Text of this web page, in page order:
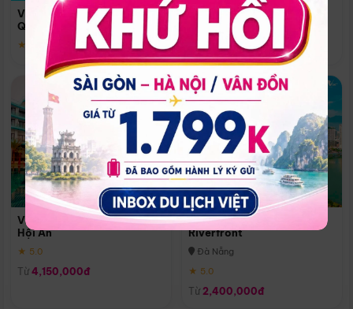
Vinpearl Resort & Spa Phu
Quoc
★ 5.0
Quoc
Phú Quốc
★ 5.0
Vinpearl Resort & Golf Nam
Hội An
★ 5.0
Từ 4,150,000đ
Melia Vinpearl Danang
Riverfront
Đà Nẵng
★ 5.0
Từ 2,400,000đ